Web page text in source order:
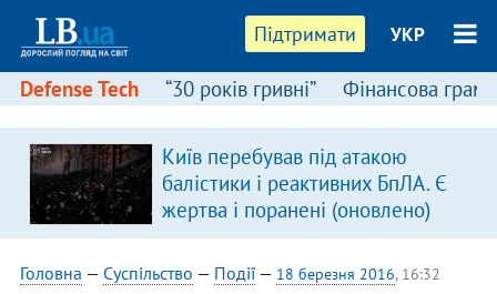
Підтримати УКР
Defense Tech “30 років гривні” Фінансова
Київ перебував під атакою
балістики і реактивних БпЛА. Є
жертва і поранені (оновлено)
Головна — Суспільство — Події— 18 березня 2016, 16:32